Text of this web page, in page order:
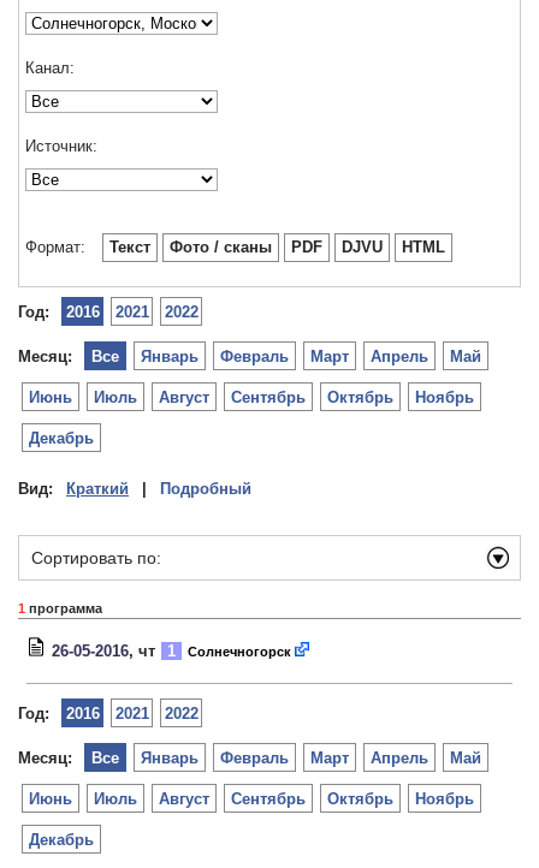
Канал:
Источник:
Формат: Текст Фото / сканы PDF DJVU HTML
Год: 2016 2021 2022
Месяц: Январь Февраль Март Апрель Май
Июнь Июль Август Сентябрь Октябрь Ноябрь
Декабрь
Все
Вид: Краткий Подробный
Сортировать по:
1 программа
26-05-2016, чт 1 Солнечногорск
Год: 2016 2021 2022
Месяц: Январь Февраль Март Апрель Май
Июнь Июль Август Сентябрь Октябрь Ноябрь
Декабрь
Все